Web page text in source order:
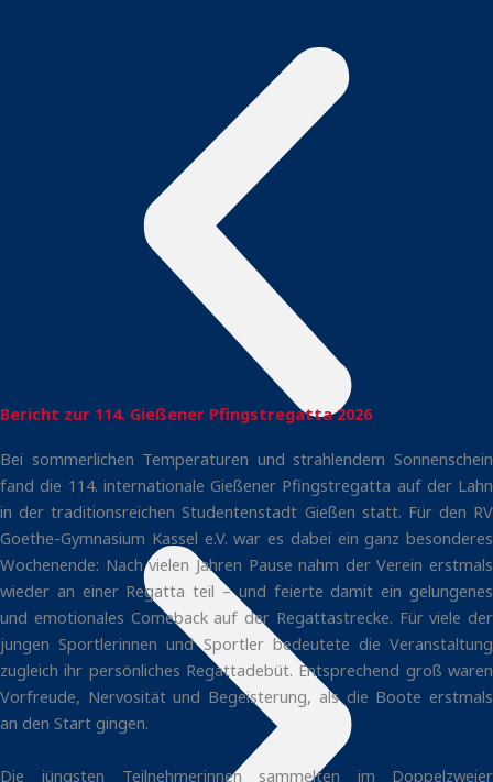
Bericht zur 114. Gießener Pfingstregatta 2026
Bei sommerlichen Temperaturen und strahlendem Sonnenschein
fand die 114. internationale Gießener Pfingstregatta auf der Lahn
in der traditionsreichen Studentenstadt Gießen statt. Für den RV
Goethe-Gymnasium Kassel e.V. war es dabei ein ganz besonderes
Wochenende: Nach vielen Jahren Pause nahm der Verein erstmals
wieder an einer Regatta teil – und feierte damit ein gelungenes
und emotionales Comeback auf der Regattastrecke. Für viele der
jungen Sportlerinnen und Sportler bedeutete die Veranstaltung
zugleich ihr persönliches Regattadebüt. Entsprechend groß waren
Vorfreude, Nervosität und Begeisterung, als die Boote erstmals
an den Start gingen.
Die jüngsten Teilnehmerinnen sammelten im Doppelzweier